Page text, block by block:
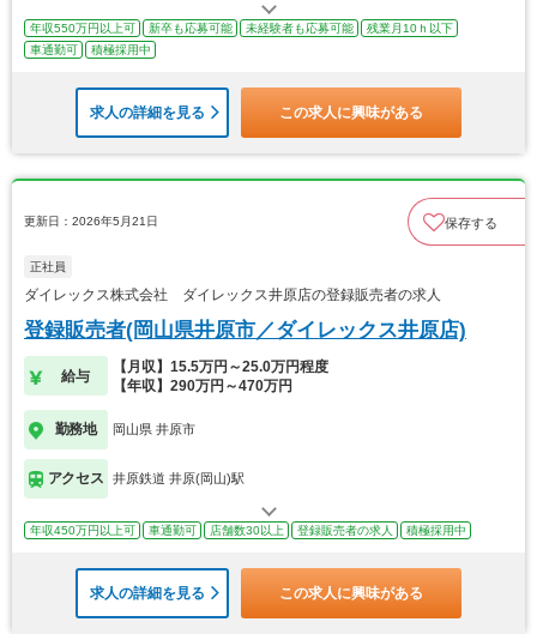
年収550万円以上可 新卒も応募可能 未経験者も応募可能
残業月10ｈ以下
車通勤可
積極採用中
求人の詳細を見る この求人に興味がある
更新日：2026年5月21日 保存する
正社員
ダイレックス株式会社 ダイレックス井原店の登録販売者の求人
登録販売者(岡山県井原市／ダイレックス井原店)
給与
【月収】15.5万円～25.0万円程度
【年収】290万円～470万円
勤務地 岡山県 井原市
アクセス 井原鉄道 井原(岡山)駅
年収450万円以上可 車通勤可 店舗数30以上 登録販売者の求人 積極採用中
求人の詳細を見る この求人に興味がある